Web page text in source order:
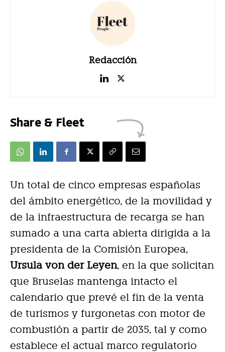
Redacción
Share & Fleet
Un total de cinco empresas españolas
del ámbito energético, de la movilidad y
de la infraestructura de recarga se han
sumado a una carta abierta dirigida a la
presidenta de la Comisión Europea,
Ursula von der Leyen, en la que solicitan
que Bruselas mantenga intacto el
calendario que prevé el fin de la venta
de turismos y furgonetas con motor de
combustión a partir de 2035, tal y como
establece el actual marco regulatorio